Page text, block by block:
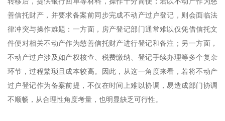
善信托财产，并要求备案前同步完成不动产过户登记，则会面临法
律冲突与操作难题：一方面，房产登记部门通常难以仅凭借信托文
件便对相关不动产作为慈善信托财产进行登记和备注；另一方面，
不动产过户涉及如产权核查、税费缴纳、登记手续办理等多个复杂
环节，过程繁琐且成本较高。因此，从这一角度来看，若将不动产
过户登记作为备案前提，不仅在时间上难以协调，易造成部门协调
不顺畅，从合理性角度考量，也明显缺乏可行性。